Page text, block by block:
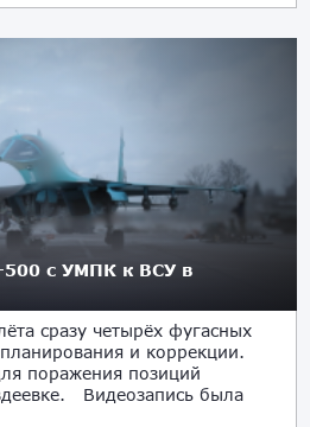
с УМПК к ВСУ в
сразу четырёх фугасных
и коррекции.
поражения позиций
Видеозапись была